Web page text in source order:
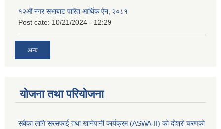
१२औं नगर सभाबाट पारित आर्थिक ऐन, २०८१
Post date: 10/21/2024 - 12:29
अन्य
योजना तथा परियोजना
सबैका लागि सरसफाई तथा खानेपानी कार्यक्रम (ASWA-II) को दोश्रो चरणको